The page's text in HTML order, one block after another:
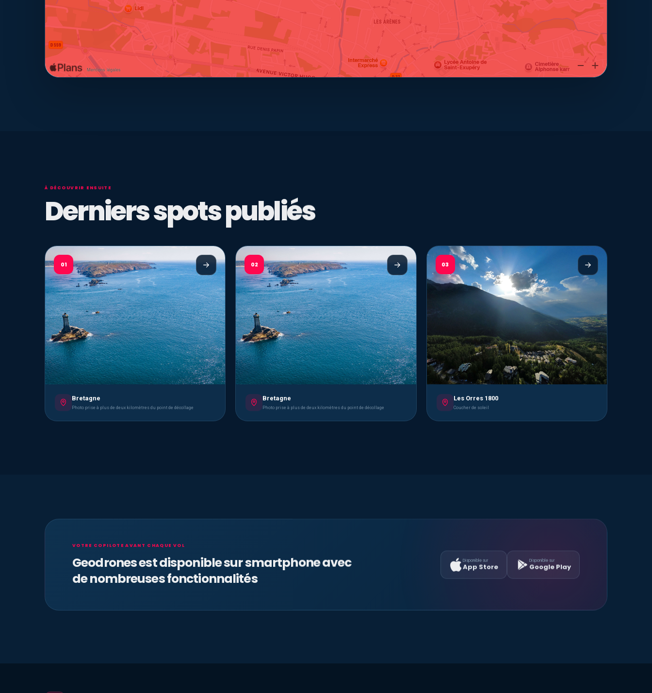
À DÉCOUVRIR ENSUITE
Derniers spots publiés
01
Bretagne
Photo prise à plus de deux kilomètres du point de décollage
02
Bretagne
Photo prise à plus de deux kilomètres du point de décollage
03
Les Orres 1800
Coucher de soleil
VOTRE COPILOTE AVANT CHAQUE VOL
Geodrones est disponible sur smartphone avec
de nombreuses fonctionnalités
Disponible sur
App Store
Disponible sur
Google Play